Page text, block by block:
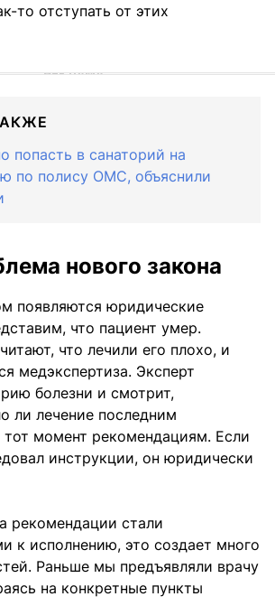
то отступать от этих
попасть в санаторий на
по полису ОМС, объяснили
нового закона
появляются юридические
что пациент умер.
что лечили его плохо, и
медэкспертиза. Эксперт
болезни и смотрит,
ли лечение последним
момент рекомендациям. Если
инструкции, он юридически
рекомендации стали
к исполнению, это создает много
Раньше мы предъявляли врачу
на конкретные пункты